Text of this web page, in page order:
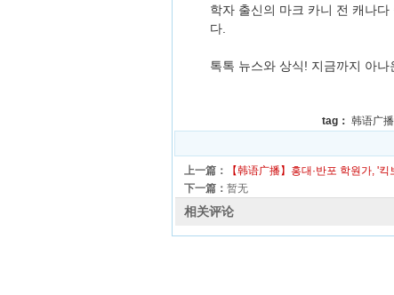
학자 출신의 마크 카니 전 캐나
다.
톡톡 뉴스와 상식! 지금까지 아나
tag： 韩语广播
上一篇：
【韩语广播】홍대·반포 학원가, '
下一篇： 暂无
相关评论